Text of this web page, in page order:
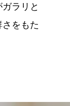
ラリと
をもた